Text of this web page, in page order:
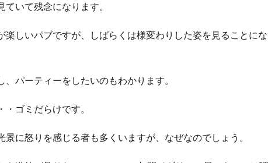
いて残念になります。
楽しいパブですが、しばらくは様変わりした姿を見ることにな
パーティーをしたいのもわかります。
ゴミだらけです。
に怒りを感じる者も多くいますが、なぜなのでしょう。